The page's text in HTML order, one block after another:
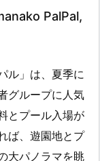
PalPal,
ル」は、夏季に
グループに人気
とプール入場が
ば、遊園地とプ
大パノラマを眺